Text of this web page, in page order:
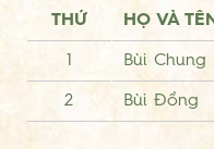
THỨ HỌ VÀ TÊN
1 Bùi Chung
2 Bùi Đồng